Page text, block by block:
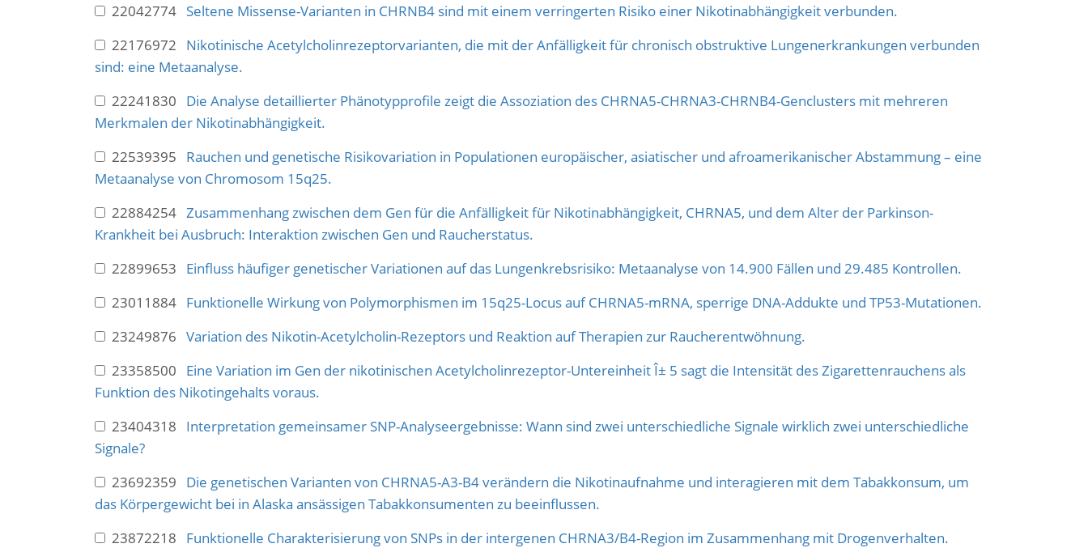
22042774 Seltene Missense-Varianten in CHRNB4 sind mit einem verringerten Risiko einer Nikotinabhängigkeit verbunden.
22176972 Nikotinische Acetylcholinrezeptorvarianten, die mit der Anfälligkeit für chronisch obstruktive Lungenerkrankungen verbunden
sind: eine Metaanalyse.
22241830 Die Analyse detaillierter Phänotypprofile zeigt die Assoziation des CHRNA5-CHRNA3-CHRNB4-Genclusters mit mehreren
Merkmalen der Nikotinabhängigkeit.
22539395 Rauchen und genetische Risikovariation in Populationen europäischer, asiatischer und afroamerikanischer Abstammung – eine
Metaanalyse von Chromosom 15q25.
22884254 Zusammenhang zwischen dem Gen für die Anfälligkeit für Nikotinabhängigkeit, CHRNA5, und dem Alter der Parkinson-
Krankheit bei Ausbruch: Interaktion zwischen Gen und Raucherstatus.
22899653 Einfluss häufiger genetischer Variationen auf das Lungenkrebsrisiko: Metaanalyse von 14.900 Fällen und 29.485 Kontrollen.
23011884 Funktionelle Wirkung von Polymorphismen im 15q25-Locus auf CHRNA5-mRNA, sperrige DNA-Addukte und TP53-Mutationen.
23249876 Variation des Nikotin-Acetylcholin-Rezeptors und Reaktion auf Therapien zur Raucherentwöhnung.
23358500 Eine Variation im Gen der nikotinischen Acetylcholinrezeptor-Untereinheit Î± 5 sagt die Intensität des Zigarettenrauchens als
Funktion des Nikotingehalts voraus.
23404318 Interpretation gemeinsamer SNP-Analyseergebnisse: Wann sind zwei unterschiedliche Signale wirklich zwei unterschiedliche
Signale?
23692359 Die genetischen Varianten von CHRNA5-A3-B4 verändern die Nikotinaufnahme und interagieren mit dem Tabakkonsum, um
das Körpergewicht bei in Alaska ansässigen Tabakkonsumenten zu beeinflussen.
23872218 Funktionelle Charakterisierung von SNPs in der intergenen CHRNA3/B4-Region im Zusammenhang mit Drogenverhalten.